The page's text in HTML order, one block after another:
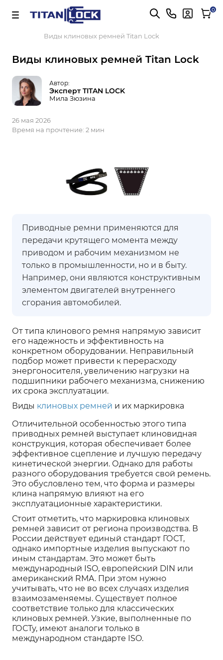
Важно! Для оплаты заказов Подробнее 0
Главная
Блог
Виды клиновых ремней Titan Lock
Виды клиновых ремней Titan Lock
Автор:
Эксперт TITAN LOCK
Мила Зюзина
26 мая 2026
Время на прочтение: 2 мин
Приводные ремни применяются для
передачи крутящего момента между
приводом и рабочим механизмом не
только в промышленности, но и в быту.
Например, они являются конструктивным
элементом двигателей внутреннего
сгорания автомобилей.
От типа клинового ремня напрямую зависит
его надежность и эффективность на
конкретном оборудовании. Неправильный
подбор может привести к перерасходу
энергоносителя, увеличению нагрузки на
подшипники рабочего механизма, снижению
их срока эксплуатации.
Виды клиновых ремней и их маркировка
Отличительной особенностью этого типа
приводных ремней выступает клиновидная
конструкция, которая обеспечивает более
эффективное сцепление и лучшую передачу
кинетической энергии. Однако для работы
разного оборудования требуется свой ремень.
Это обусловлено тем, что форма и размеры
клина напрямую влияют на его
эксплуатационные характеристики.
Стоит отметить, что маркировка клиновых
ремней зависит от региона производства. В
России действует единый стандарт ГОСТ,
однако импортные изделия выпускают по
иным стандартам. Это может быть
международный ISO, европейский DIN или
американский RMA. При этом нужно
учитывать, что не во всех случаях изделия
взаимозаменяемы. Существует полное
соответствие только для классических
клиновых ремней. Узкие, выполненные по
ГОСТу, имеют аналоги только в
международном стандарте ISO.